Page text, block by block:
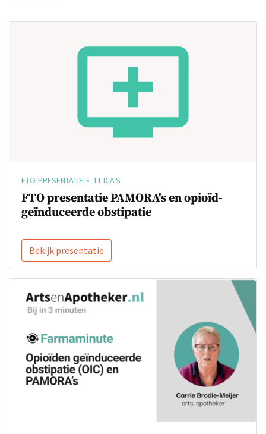
FTO-PRESENTATIE • 11 DIA'S
FTO presentatie PAMORA's en opioïd-
geïnduceerde obstipatie
Bekijk presentatie